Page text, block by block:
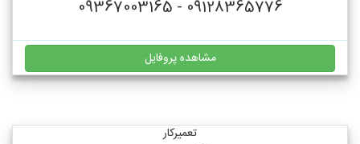
09128365776 - 09367003165
مشاهده پروفایل
تعمیرکار